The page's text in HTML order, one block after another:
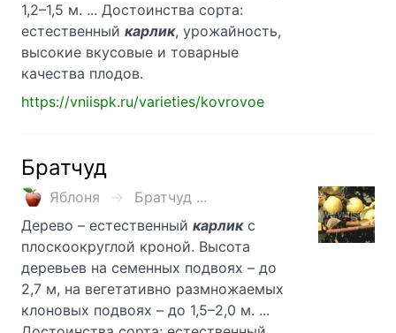
1,2–1,5 м. ... Достоинства сорта:
естественный карлик, урожайность,
высокие вкусовые и товарные
качества плодов.
https://vniispk.ru/varieties/kovrovoe
Братчуд
Яблоня
Братчуд ...
Дерево – естественный карликс
плоскоокруглой кроной. Высота
деревьев на семенных подвоях – до
2,7 м, на вегетативно размножаемых
клоновых подвоях – до 1,5–2,0 м. ...